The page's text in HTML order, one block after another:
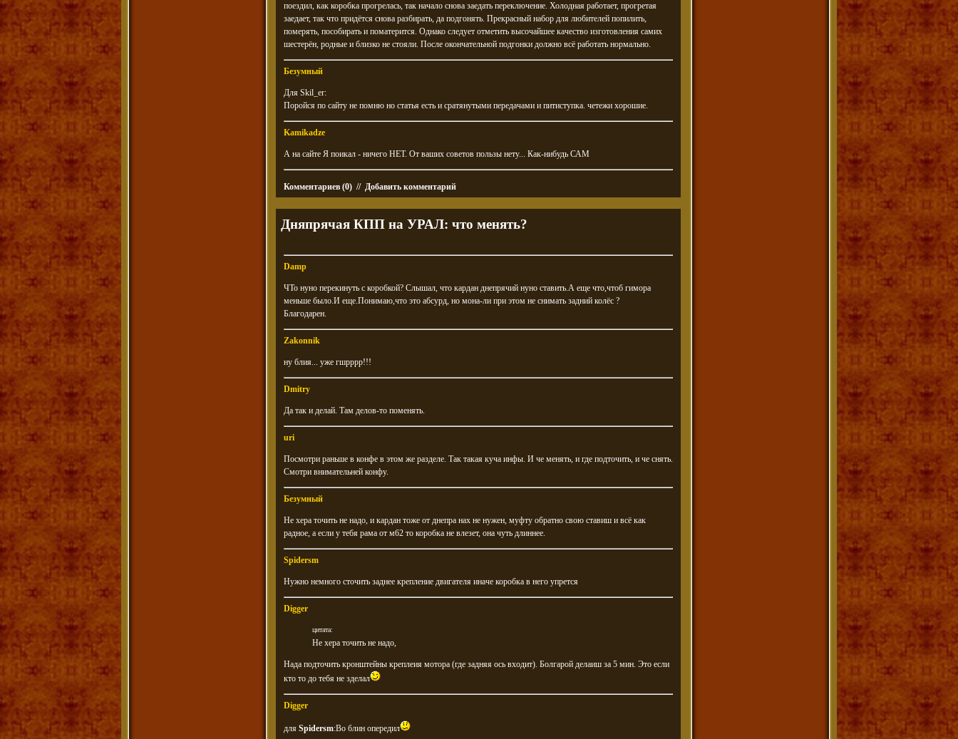
поездил, как коробка прогрелась, так начало снова заедать переключение. Холодная работает, прогретая
заедает, так что придётся снова разбирать, да подгонять. Прекрасный набор для любителей попилить,
померять, пособирать и поматерится. Однако следует отметить высочайшее качество изготовления самих
шестерён, родные и близко не стояли. После окончательной подгонки должно всё работать нормально.
Безумный
Для Skil_er:
Поройся по сайту не помню но статья есть и сратянутыми передачами и питиступка. четежи хорошие.
Kamikadze
А на сайте Я поикал - ничего НЕТ. От ваших советов пользы нету... Как-нибудь САМ
Комментариев (0) // Добавить комментарий
Дняпрячая КПП на УРАЛ: что менять?
Damp
ЧТо нуно перекинуть с коробкой? Слышал, что кардан днепрячий нуно ставить.А еще что,чтоб гимора
меньше было.И еще.Понимаю,что это абсурд, но мона-ли при этом не снимать задний колёс ?
Благодарен.
Zakonnik
ну блия... уже гшрррр!!!
Dmitry
Да так и делай. Там делов-то поменять.
uri
Посмотри раньше в конфе в этом же разделе. Так такая куча инфы. И че менять, и где подточить, и че снять.
Смотри внимательней конфу.
Безумный
Не хера точить не надо, и кардан тоже от днепра нах не нужен, муфту обратно свою ставиш и всё как
радное, а если у тебя рама от м62 то коробка не влезет, она чуть длиннее.
Spidersm
Нужно немного сточить заднее крепление двигателя иначе коробка в него упрется
Digger
цитата:
Не хера точить не надо,
Нада подточить кронштейны креплеия мотора (где задняя ось входит). Болгарой делаиш за 5 мин. Это если
кто то до тебя не зделал
Digger
для Spidersm:Во блин опередил